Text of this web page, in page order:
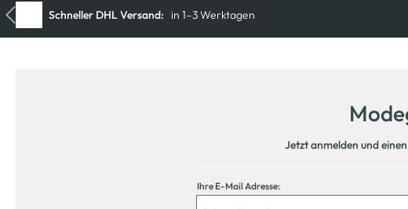
Jetzt anmelden und einen
Ihre E-Mail Adresse: